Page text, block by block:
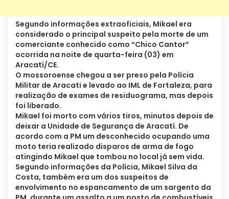
Segundo informações extraoficiais, Mikael era
considerado o principal suspeito pela morte de um
comerciante conhecido como “Chico Cantor”
ocorrida na noite de quarta-feira (03) em
Aracatí/CE.
O mossoroense chegou a ser preso pela Polícia
Militar de Aracati e levado ao IML de Fortaleza, para
realização de exames de residuograma, mas depois
foi liberado.
Mikael foi morto com vários tiros, minutos depois de
deixar a Unidade de Segurança de Aracatí. De
acordo com a PM um desconhecido ocupando uma
moto teria realizado disparos de arma de fogo
atingindo Mikael que tombou no local já sem vida.
Segundo informações da Polícia, Mikael Silva da
Costa, também era um dos suspeitos de
envolvimento no espancamento de um sargento da